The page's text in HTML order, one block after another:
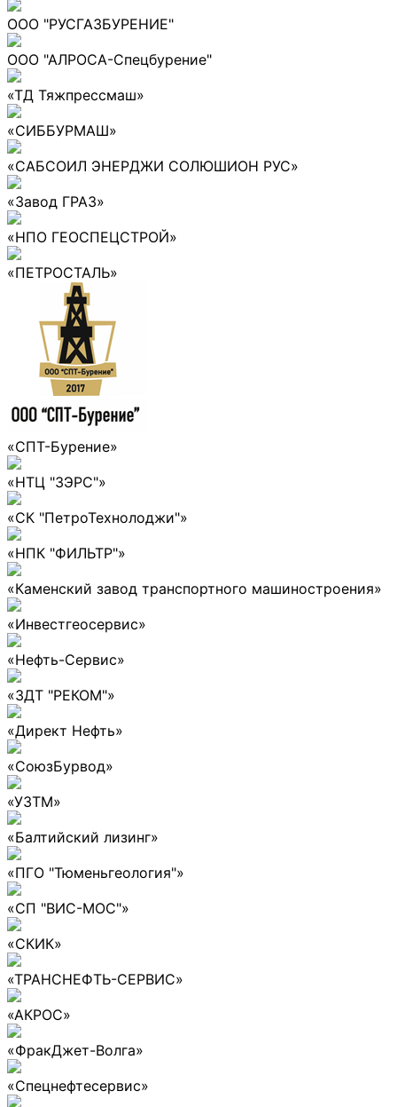
ООО "РУСГАЗБУРЕНИЕ"
ООО "АЛРОСА-Спецбурение"
«ТД Тяжпрессмаш»
«СИББУРМАШ»
«САБСОИЛ ЭНЕРДЖИ СОЛЮШИОН РУС»
«Завод ГРАЗ»
«НПО ГЕОСПЕЦСТРОЙ»
«ПЕТРОСТАЛЬ»
«СПТ-Бурение»
«НТЦ "ЗЭРС"»
«СК "ПетроТехнолоджи"»
«НПК "ФИЛЬТР"»
«Каменский завод транспортного машиностроения»
«Инвестгеосервис»
«Нефть-Сервис»
«ЗДТ "РЕКОМ"»
«Директ Нефть»
«СоюзБурвод»
«УЗТМ»
«Балтийский лизинг»
«ПГО "Тюменьгеология"»
«СП "ВИС-МОС"»
«СКИК»
«ТРАНСНЕФТЬ-СЕРВИС»
«АКРОС»
«ФракДжет-Волга»
«Спецнефтесервис»